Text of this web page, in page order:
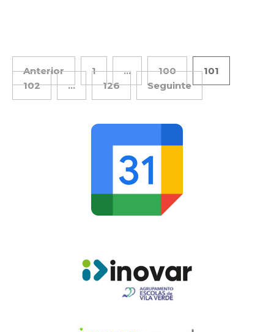
Anterior 1 … 100
101
102
… 126 Seguinte